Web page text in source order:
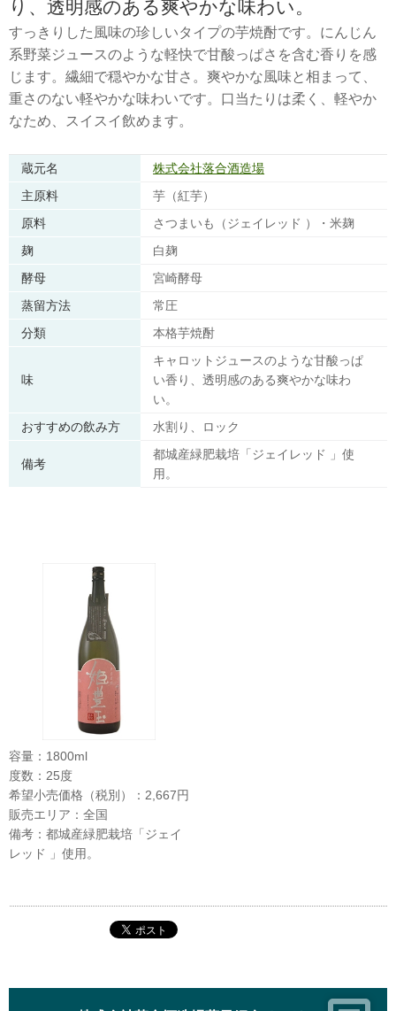
り、透明感のある爽やかな味わい。
すっきりした風味の珍しいタイプの芋焼酎です。にんじん
系野菜ジュースのような軽快で甘酸っぱさを含む香りを感
じます。繊細で穏やかな甘さ。爽やかな風味と相まって、
重さのない軽やかな味わいです。口当たりは柔く、軽やか
なため、スイスイ飲めます。
蔵元名
株式会社落合酒造場
主原料
芋（紅芋）
原料
さつまいも（ジェイレッド ）・米麹
麹
白麹
酵母
宮崎酵母
蒸留方法
常圧
分類
本格芋焼酎
味
キャロットジュースのような甘酸っぱ
い香り、透明感のある爽やかな味わ
い。
おすすめの飲み方
水割り、ロック
備考
都城産緑肥栽培「ジェイレッド 」使
用。
容量：1800ml
度数：25度
希望小売価格（税別）：2,667円
販売エリア：全国
備考：都城産緑肥栽培「ジェイ
レッド 」使用。